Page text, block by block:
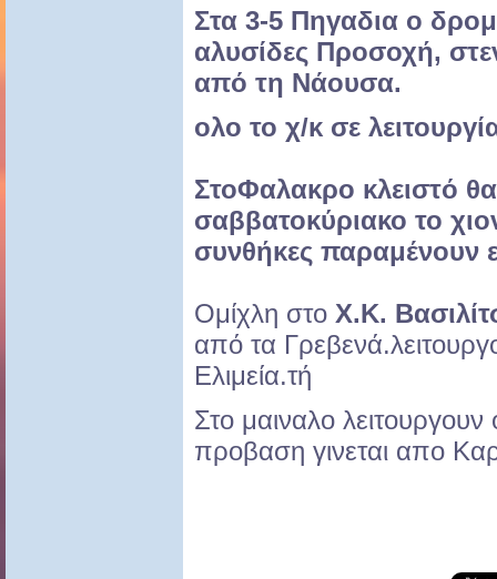
Στα 3-5 Πηγαδια ο
αλυσίδες Προσοχή,
από τη Νάουσα.
ολο το χ/κ σε
ΣτοΦαλακρο κλειστό
σαββατοκύριακο το
συνθήκες παραμένουν
Ομίχλη στο Χ.Κ.
από τα
Ελιμεία.τή
Στο μαιναλο
προβαση γινεται απο